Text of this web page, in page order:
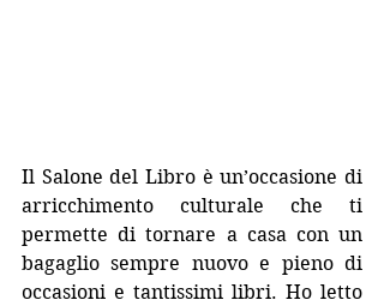
Il Salone del Libro è un’occasione di
arricchimento culturale che ti
permette di tornare a casa con un
bagaglio sempre nuovo e pieno di
occasioni e tantissimi libri. Ho letto